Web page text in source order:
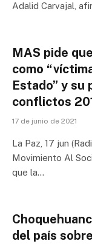
Adalid Carvajal,
MAS pide
como
Estado” y su
conflictos
17 de junio de 2021
La Paz, 17 jun
Movimiento Al
que la…
del país